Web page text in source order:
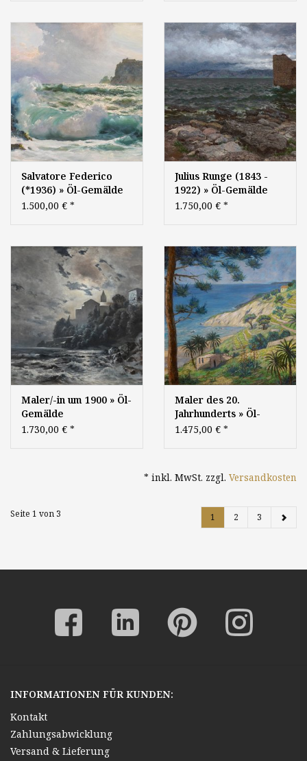
Düsseldorfer Maler
Landschaft
Salvatore Federico
(*1936) » Öl-Gemälde
Spätimpressionismus
Küstenlandschaft
1.500,00 € *
Julius Runge (1843 -
1922) » Öl-Gemälde
Naturalismus Meer
1.750,00 € *
Maler/-in um 1900 » Öl-
Gemälde
Impressionismus Mond
1.730,00 € *
Maler des 20.
Jahrhunderts » Öl-
Gemälde
1.475,00 € *
* inkl. MwSt. zzgl. Versandkosten
Seite 1 von 3 1 2 3
INFORMATIONEN FÜR KUNDEN:
Kontakt
Zahlungsabwicklung
Versand & Lieferung